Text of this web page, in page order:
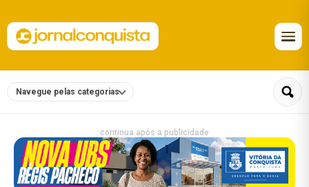
Navegue pelas categorias
continua após a publicidade